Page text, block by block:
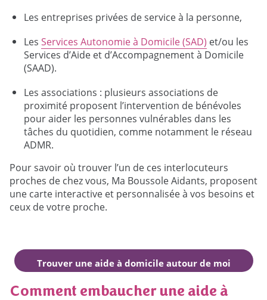
Les entreprises privées de service à la personne,
Les Services Autonomie à Domicile (SAD) et/ou les
Services d’Aide et d’Accompagnement à Domicile
(SAAD).
Les associations : plusieurs associations de
proximité proposent l’intervention de bénévoles
pour aider les personnes vulnérables dans les
tâches du quotidien, comme notamment le réseau
ADMR.
Pour savoir où trouver l’un de ces interlocuteurs
proches de chez vous, Ma Boussole Aidants, proposent
une carte interactive et personnalisée à vos besoins et
ceux de votre proche.
Trouver une aide à domicile autour de moi
Comment embaucher une aide à